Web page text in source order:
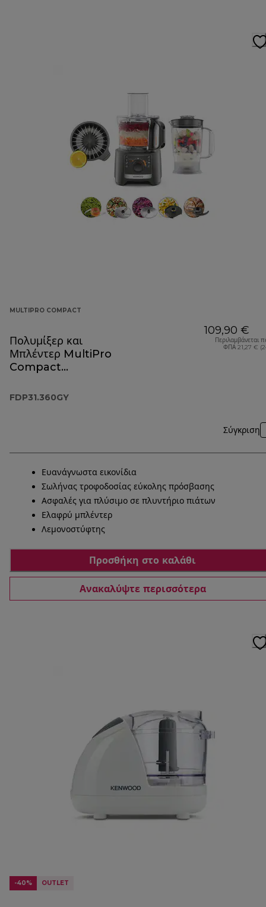
MULTIPRO COMPACT
Πολυμίξερ και
Μπλέντερ MultiPro
Compact
FDP31.360GY
109,90 €
Περιλαμβάνεται
ΦΠΑ 21,27 €
Σύγκριση
Ευανάγνωστα εικονίδια
Σωλήνας τροφοδοσίας εύκολης πρόσβασης
Ασφαλές για πλύσιμο σε πλυντήριο πιάτων
Ελαφρύ μπλέντερ
Λεμονοστύφτης
Προσθήκη στο καλάθι
Ανακαλύψτε περισσότερα
-40% OUTLET